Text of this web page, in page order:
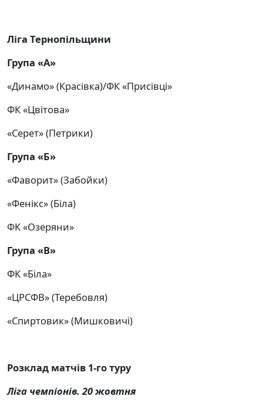
Ліга Тернопільщини
Група «А»
«Динамо» (Красівка)/ФК «Присівці»
ФК «Цвітова»
«Серет» (Петрики)
Група «Б»
«Фаворит» (Забойки)
«Фенікс» (Біла)
ФК «Озеряни»
Група «В»
ФК «Біла»
«ЦРСФВ»(Теребовля)
«Спиртовик» (Мишковичі)
Розклад матчів 1-го туру
Ліга чемпіонів. 20 жовтня